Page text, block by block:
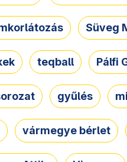
Süveg
teqball Pálfi
gyűlés
vármegye bérlet